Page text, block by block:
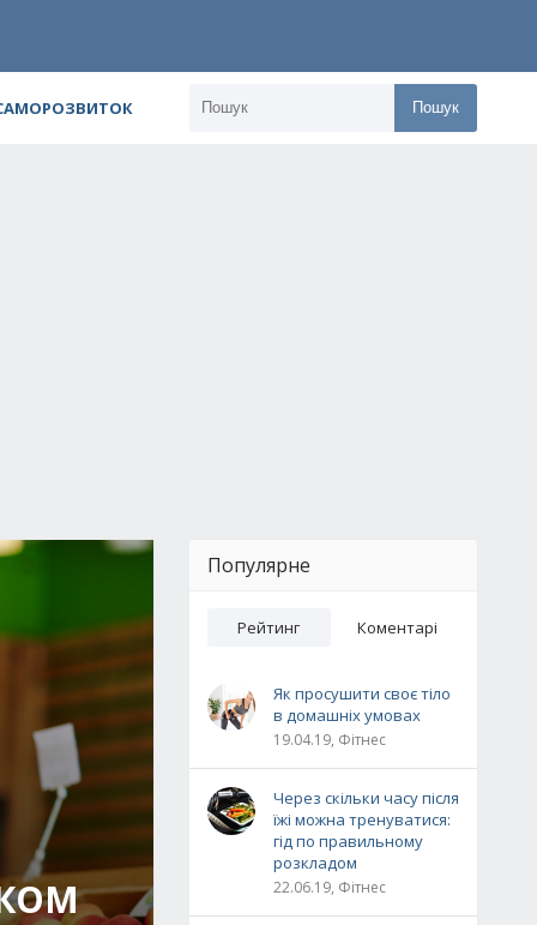
Пошук
Популярне
Рейтинг Коментарі
Як просушити своє тіло
в домашніх умовах
19.04.19, Фітнес
Через скільки часу після
їжі можна тренуватися:
гід по правильному
розкладом
22.06.19, Фітнес